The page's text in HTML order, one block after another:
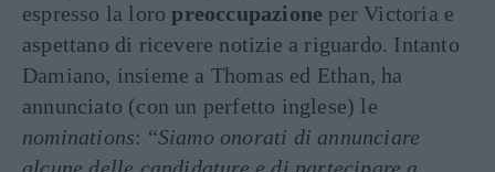
espresso la loropreoccupazione per Victoria e
aspettano di ricevere notizie a riguardo. Intanto
Damiano, insieme a Thomas ed Ethan, ha
annunciato (con un perfetto inglese) le
nominations: “Siamo onorati di annunciare